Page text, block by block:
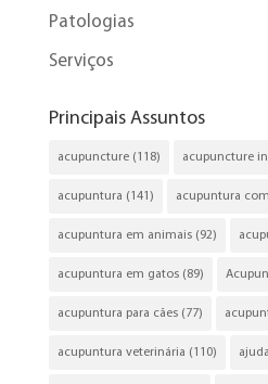
Patologias
Serviços
Principais Assuntos
acupuncture(118) acupuncture
acupuntura (141) acupuntura
acupuntura em animais(92)
acupuntura em gatos(89)
acupuntura para cães(77)
acupuntura veterinária (110)